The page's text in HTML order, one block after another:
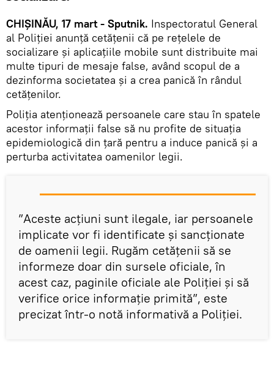
CHIȘINĂU, 17 mart - Sputnik. Inspectoratul General
al Poliției anunță cetățenii că pe rețelele de
socializare și aplicațiile mobile sunt distribuite mai
multe tipuri de mesaje false, având scopul de a
dezinforma societatea și a crea panică în rândul
cetățenilor.
Poliția atenționează persoanele care stau în spatele
acestor informații false să nu profite de situația
epidemiologică din țară pentru a induce panică și a
perturba activitatea oamenilor legii.
”Aceste acțiuni sunt ilegale, iar persoanele
implicate vor fi identificate și sancționate
de oamenii legii. Rugăm cetățenii să se
informeze doar din sursele oficiale, în
acest caz, paginile oficiale ale Poliției și să
verifice orice informație primită”, este
precizat într-o notă informativă a Poliției.